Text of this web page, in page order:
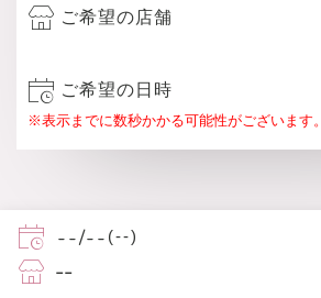
ご希望の店舗
ご希望の日時
※表示までに数秒かかる可能性がございます。
--/-- (--)
--